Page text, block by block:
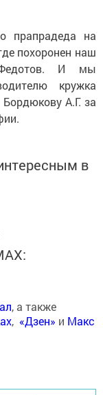
прапрадеда на
похоронен наш
Федотов. И мы
кружка
А.Г. за
в
, а также
, «Дзен» и Макс